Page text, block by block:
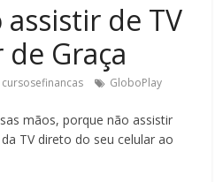
de TV
Graça
cursosefinancas GloboPlay
mãos, porque não assistir
TV direto do seu celular ao